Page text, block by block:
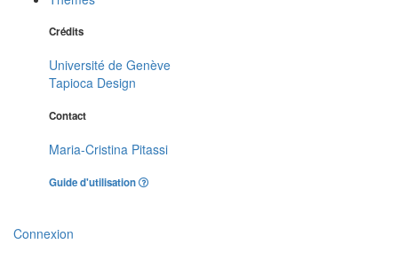
Crédits
Université de Genève
Tapioca Design
Contact
Maria-Cristina Pitassi
Guide d'utilisation
Connexion